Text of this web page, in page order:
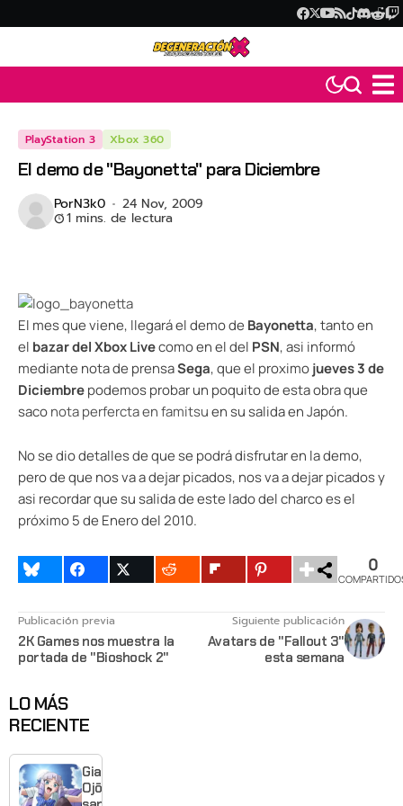
PlayStation 3 Xbox 360
El demo de "Bayonetta" para Diciembre
PorN3k0 24 Nov, 2009
1 mins. de lectura
El mes que viene, llegará el demo de Bayonetta, tanto en
el bazar del Xbox Livecomo en el del PSN, asi informó
mediante nota de prensaSega, que el proximojueves 3 de
Diciembrepodemos probar un poquito de esta obra que
saconota perfercta en famitsuen su salida en Japón.
No se dio detalles de que se podrá disfrutar en la demo,
pero de que nos va a dejar picados, nos va a dejar picados y
asi recordar que su salida de este lado del charco es el
próximo 5 de Enero del 2010.
0
Publicación previa
2K Games nos muestra la
portada de "Bioshock 2"
Siguiente publicación
Avatars de "Fallout 3"
esta semana
LO MÁS
RECIENTE
Giant
Ojō-